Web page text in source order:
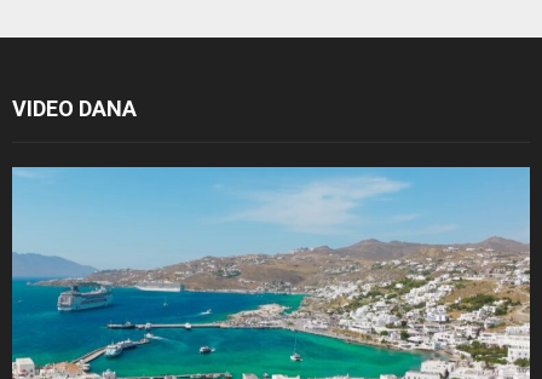
VIDEO DANA